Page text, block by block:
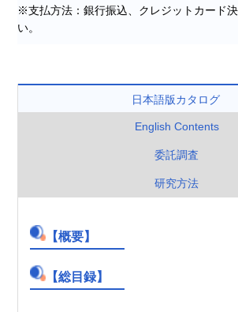
※支払方法：銀行振込、クレジットカード
い。
日本語版カタログ
English Contents
委託調査
研究方法
【概要】
【総目録】